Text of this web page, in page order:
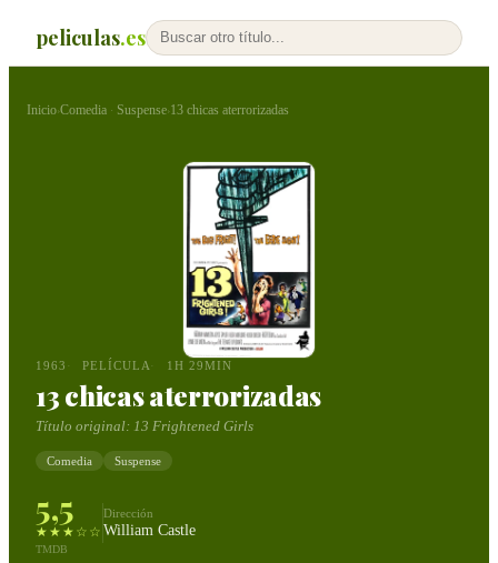
peliculas.es
Inicio›Comedia · Suspense›13 chicas aterrorizadas
1963 PELÍCULA 1H 29MIN
13 chicas aterrorizadas
Título original: 13 Frightened Girls
Comedia Suspense
5,5
★★★☆☆
TMDB
Dirección
William Castle